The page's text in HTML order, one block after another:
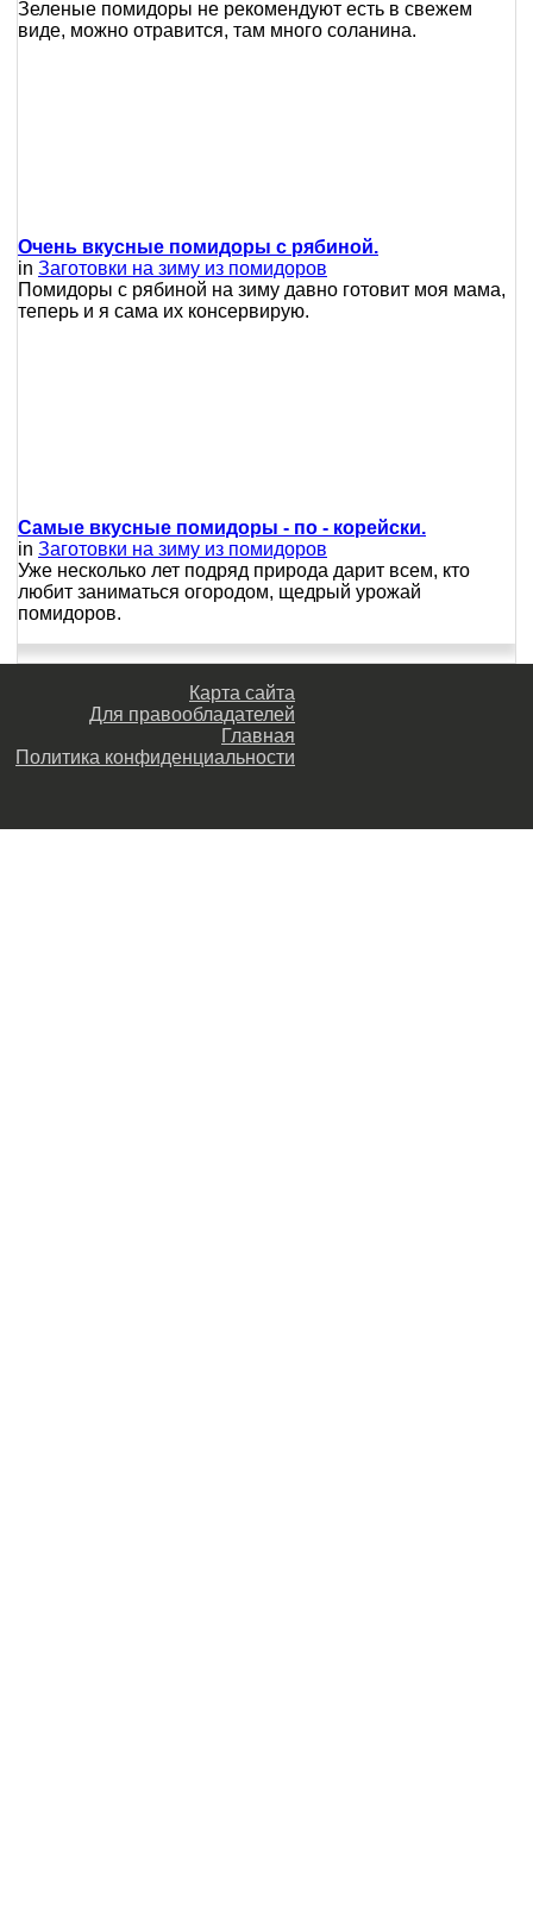
Зеленые помидоры не рекомендуют есть в свежем
виде, можно отравится, там много соланина.
Очень вкусные помидоры с рябиной.
in Заготовки на зиму из помидоров
Помидоры с рябиной на зиму давно готовит моя мама,
теперь и я сама их консервирую.
Самые вкусные помидоры - по - корейски.
in Заготовки на зиму из помидоров
Уже несколько лет подряд природа дарит всем, кто
любит заниматься огородом, щедрый урожай
помидоров.
Карта сайта
Для правообладателей
Главная
Политика конфиденциальности